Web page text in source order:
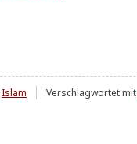
Islam Verschlagwortet mit